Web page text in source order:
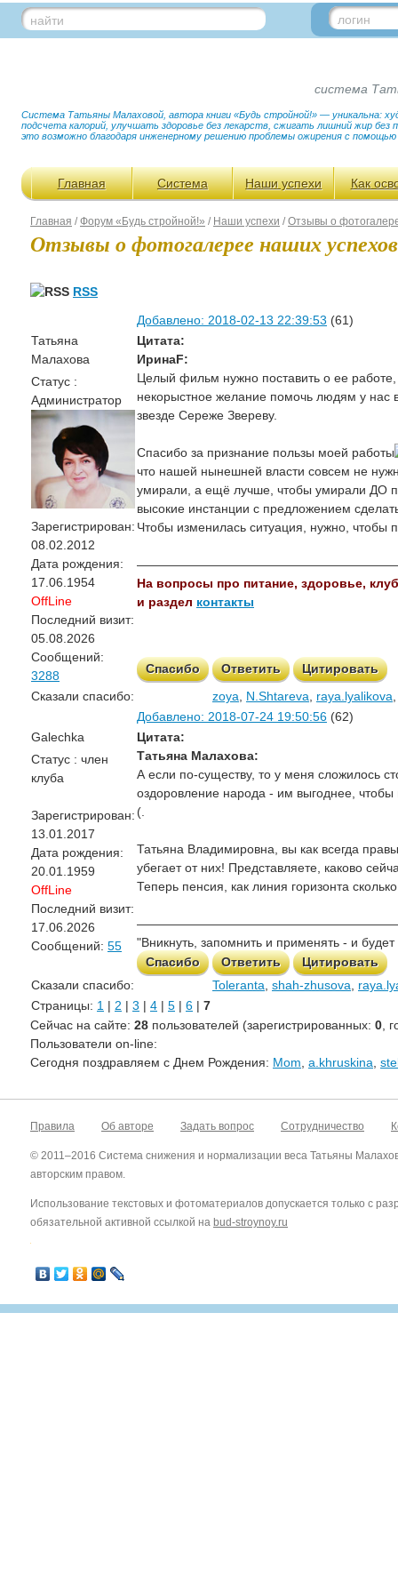
найти логин
система
Система Татьяны Малаховой, автора книги «Будь стройной!» — уникальна:
подсчета калорий, улучшать здоровье без лекарств, сжигать лишний жир
это возможно благодаря инженерному решению проблемы ожирения с
Главная Система Наши успехи Как
Главная /Форум «Будь стройной!» / Наши успехи /Отзывы о
Отзывы о фотогалерее наших успехов
RSS
Добавлено: 2018-02-13 22:39:53 (61)
Татьяна
Малахова
Статус :
Администратор
Зарегистрирован:
08.02.2012
Дата рождения:
17.06.1954
OffLine
Последний визит:
05.08.2026
Сообщений:
3288
Цитата:
ИринаF:
Целый фильм нужно поставить о ее
некорыстное желание помочь людям у нас
звезде Сереже Звереву.
Спасибо за признание пользы моей работы
что нашей нынешней власти совсем не
умирали, а ещё лучше, чтобы умирали ДО
высокие инстанции с предложением
Чтобы изменилась ситуация, нужно, чтобы
На вопросы про питание, здоровье,
и раздел контакты
Спасибо Ответить
Цитировать
Сказали спасибо:
zoya N.Shtareva raya.lyalikova
Добавлено: 2018-07-24 19:50:56 (62)
Galechka
Статус : член
клуба
Зарегистрирован:
13.01.2017
Дата рождения:
20.01.1959
OffLine
Последний визит:
17.06.2026
Сообщений: 55
Цитата:
Татьяна Малахова:
А если по-существу, то у меня сложилось
оздоровление народа - им выгоднее,
(.
Татьяна Владимировна, вы как всегда
убегает от них! Представляете, каково
Теперь пенсия, как линия горизонта
"Вникнуть, запомнить и применять - и
Спасибо
Ответить
Цитировать
Сказали спасибо:
Toleranta shah-zhusova
Страницы: 1 | 2 | 3 | 4 | 5 | 6 | 7
Сейчас на сайте: 28 пользователей (зарегистрированных: 0 ,
Пользователи on-line:
Cегодня поздравляем с Днем Рождения: Mom a.khruskina
Правила Об авторе Задать вопрос Сотрудничество
© 2011–2016 Система снижения и нормализации веса Татьяны
авторским правом.
Использование текстовых и фотоматериалов допускается только с
обязательной активной ссылкой на bud-stroynoy.ru